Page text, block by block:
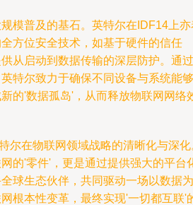
模普及的基石。英特尔在IDF14上亦
方位安全技术，如基于硬件的信任
从启动到数据传输的深层防护。通过
特尔致力于确保不同设备与系统能够
的'数据孤岛'，从而释放物联网网络
尔在物联网领域战略的清晰化与深化
的'零件'，更是通过提供强大的平台
球生态伙伴，共同驱动一场以数据为
根本性变革，最终实现'一切都互联'